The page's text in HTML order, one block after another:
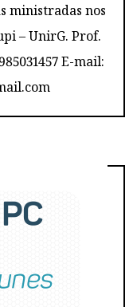
ministradas nos
– UnirG. Prof.
E-mail: